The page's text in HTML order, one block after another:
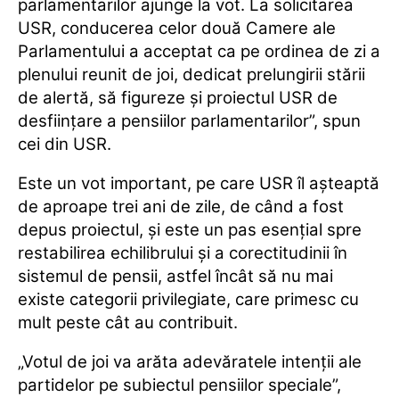
parlamentarilor ajunge la vot. La solicitarea
USR, conducerea celor două Camere ale
Parlamentului a acceptat ca pe ordinea de zi a
plenului reunit de joi, dedicat prelungirii stării
de alertă, să figureze şi proiectul USR de
desfiinţare a pensiilor parlamentarilor”, spun
cei din USR.
Este un vot important, pe care USR îl aşteaptă
de aproape trei ani de zile, de când a fost
depus proiectul, şi este un pas esenţial spre
restabilirea echilibrului şi a corectitudinii în
sistemul de pensii, astfel încât să nu mai
existe categorii privilegiate, care primesc cu
mult peste cât au contribuit.
„Votul de joi va arăta adevăratele intenţii ale
partidelor pe subiectul pensiilor speciale”,